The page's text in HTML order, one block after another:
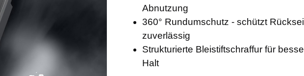
Abnutzung
360° Rundumschutz - schützt
zuverlässig
Strukturierte Bleistiftschraffur für
Halt